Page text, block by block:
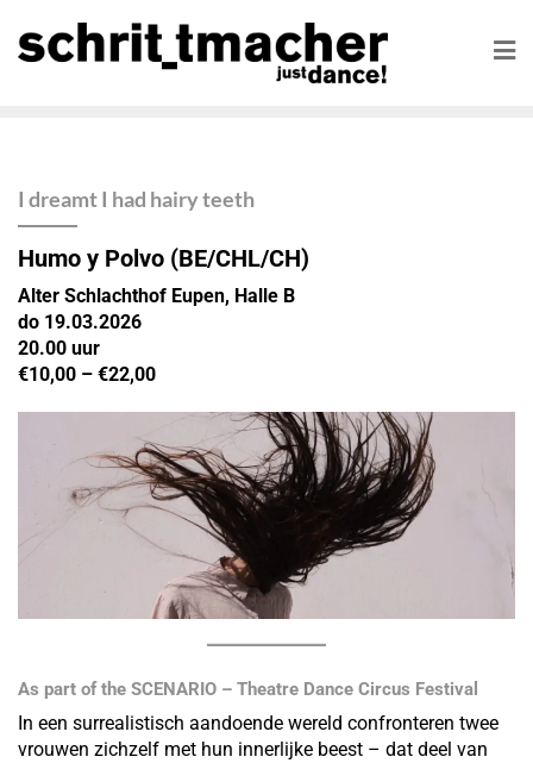
I dreamt I had hairy teeth
Humo y Polvo (BE/CHL/CH)
Alter Schlachthof Eupen, Halle B
do 19.03.2026
20.00 uur
€10,00 – €22,00
As part of the SCENARIO – Theatre Dance Circus Festival
In een surrealistisch aandoende wereld confronteren twee
vrouwen zichzelf met hun innerlijke beest – dat deel van